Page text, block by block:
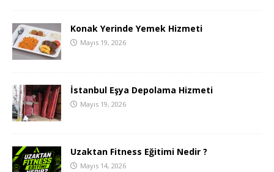
Konak Yerinde Yemek Hizmeti
Mayıs 19, 2026
İstanbul Eşya Depolama Hizmeti
Mayıs 19, 2026
Uzaktan Fitness Eğitimi Nedir ?
Mayıs 14, 2026